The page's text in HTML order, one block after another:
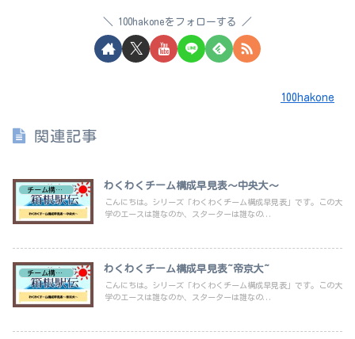
100hakoneをフォローする
100hakone
関連記事
チーム構成早見表 わくわくチーム構成早見表～中央大～
こんにちは。シリーズ「わくわくチーム構成早見表」です。この大
学のエースは誰なのか、スターターは誰なの...
チーム構成早見表 わくわくチーム構成早見表~帝京大~
こんにちは。シリーズ「わくわくチーム構成早見表」です。この大
学のエースは誰なのか、スターターは誰なの...